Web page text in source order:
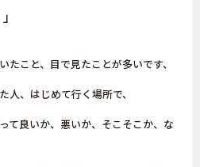
たこと、目で見たことが多いです、
人、はじめて行く場所で、
て良いか、悪いか、そこそこか、な